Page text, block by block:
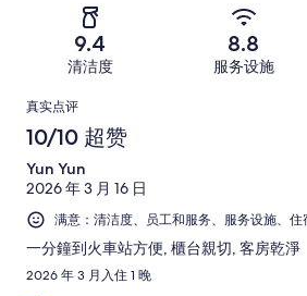
条
点
有
1711
条
点
评
共
有
点
评
评，
共
有
1711
条
条
好
评，
共
有
1711
条
点
9.4
清洁度
8.8
服务设施
点
评
真实点评
10/10 超赞
Yun Yun
2026 年 3 月 16 日
满意：清洁度、员工和服务、服务设施、住
一分鐘到火車站方便, 櫃台親切, 客房乾淨
2026 年 3 月入住 1 晚